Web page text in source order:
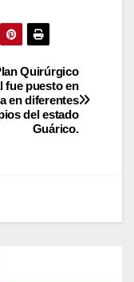
Quirúrgico
fue puesto en
en diferentes
del estado
Guárico.